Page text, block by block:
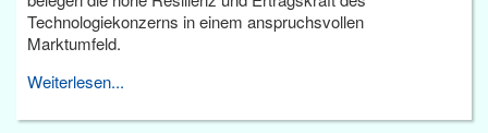
Technologiekonzerns in einem anspruchsvollen
Marktumfeld.
Weiterlesen...